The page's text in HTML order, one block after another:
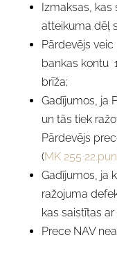
Izmaksas, kas
atteikuma dēļ
Pārdevējs
bankas kontu
brīža;
Gadījumos, ja
un tās tiek
Pārdevējs
(MK 255
Gadījumos, ja
ražojuma
kas saistītas
Prece NAV